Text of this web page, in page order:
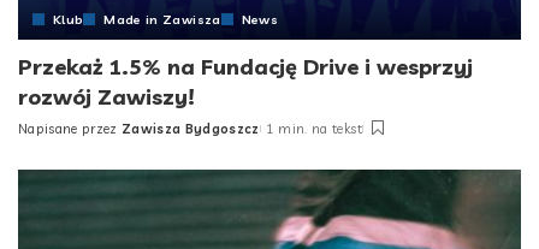
Klub Made in Zawisza News
Przekaż 1.5% na Fundację Drive i wesprzyj
rozwój Zawiszy!
Posted
Napisane przez Zawisza Bydgoszcz 1 min. na tekst